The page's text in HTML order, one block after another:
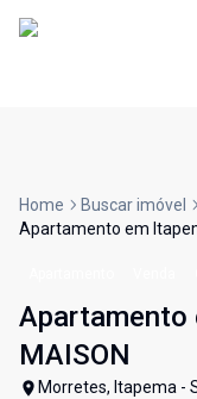
Home
Buscar imóvel
Apartamento em
Apartamento
MAISON
Morretes, Itapema -